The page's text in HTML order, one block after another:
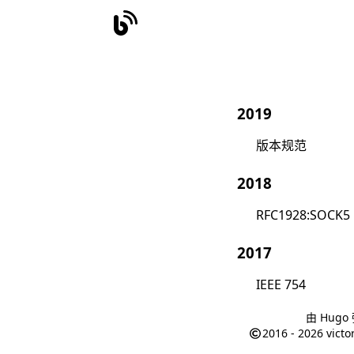
2019
版本规范
2018
RFC1928:SOCK5
2017
IEEE 754
由 Hugo
2016 - 2026